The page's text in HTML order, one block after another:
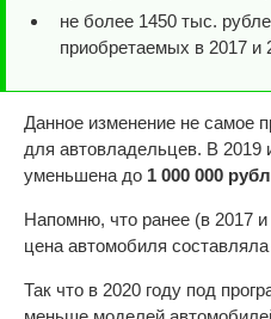
не более 1450 тыс.
приобретаемых в 2017 и
Данное изменение не самое
для автовладельцев. В 2019
уменьшена до 1 000 000
Напомню, что ранее (в 2017
цена автомобиля
Так что в 2020 году под